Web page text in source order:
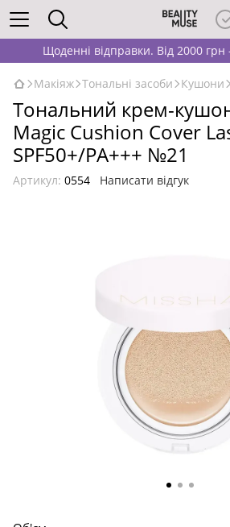
Щоденні відправки. Від 2000
Макіяж Тональні засоби Кушони
Тональний крем-
Magic Cushion Cover
SPF50+/PA+++ №21
Артикул: 0554 Написати відгук